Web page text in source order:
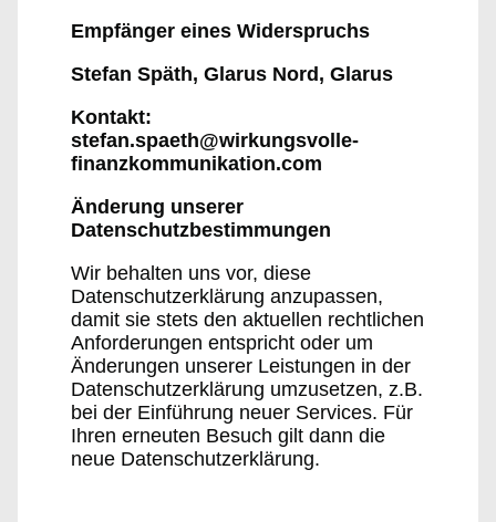
Empfänger eines Widerspruchs
Stefan Späth, Glarus Nord, Glarus
Kontakt:
stefan.spaeth@wirkungsvolle-
finanzkommunikation.com
Änderung unserer
Datenschutzbestimmungen
Wir behalten uns vor, diese
Datenschutzerklärung anzupassen,
damit sie stets den aktuellen rechtlichen
Anforderungen entspricht oder um
Änderungen unserer Leistungen in der
Datenschutzerklärung umzusetzen, z.B.
bei der Einführung neuer Services. Für
Ihren erneuten Besuch gilt dann die
neue Datenschutzerklärung.